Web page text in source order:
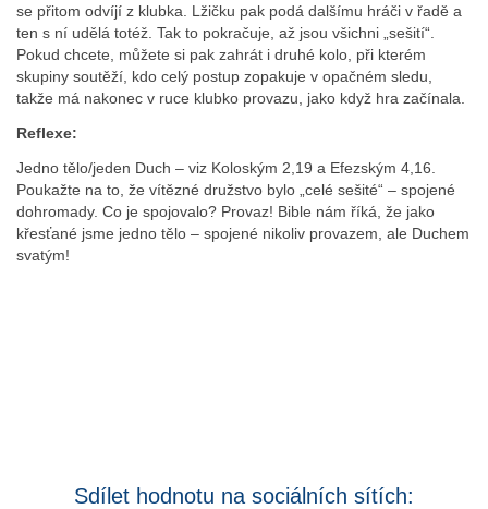
se přitom odvíjí z klubka. Lžičku pak podá dalšímu hráči v řadě a
ten s ní udělá totéž. Tak to pokračuje, až jsou všichni „sešití“.
Pokud chcete, můžete si pak zahrát i druhé kolo, při kterém
skupiny soutěží, kdo celý postup zopakuje v opačném sledu,
takže má nakonec v ruce klubko provazu, jako když hra začínala.
Reflexe:
Jedno tělo/jeden Duch – viz Koloským 2,19 a Efezským 4,16.
Poukažte na to, že vítězné družstvo bylo „celé sešité“ – spojené
dohromady. Co je spojovalo? Provaz! Bible nám říká, že jako
křesťané jsme jedno tělo – spojené nikoliv provazem, ale Duchem
svatým!
Sdílet hodnotu na sociálních sítích: